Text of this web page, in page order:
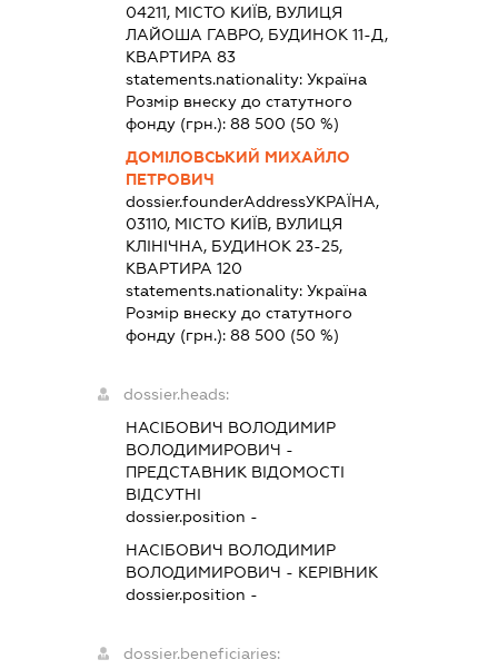
04211, МІСТО КИЇВ, ВУЛИЦЯ
ЛАЙОША ГАВРО, БУДИНОК 11-Д,
КВАРТИРА 83
statements.nationality:Україна
Розмір внеску до статутного
фонду (грн.):88 500 (50 %)
ДОМІЛОВСЬКИЙ МИХАЙЛО
ПЕТРОВИЧ
dossier.founderAddressУКРАЇНА,
03110, МІСТО КИЇВ, ВУЛИЦЯ
КЛІНІЧНА, БУДИНОК 23-25,
КВАРТИРА 120
statements.nationality:Україна
Розмір внеску до статутного
фонду (грн.):88 500 (50 %)
dossier.heads:
НАСІБОВИЧ ВОЛОДИМИР
ВОЛОДИМИРОВИЧ -
ПРЕДСТАВНИК ВІДОМОСТІ
ВІДСУТНІ
dossier.position -
НАСІБОВИЧ ВОЛОДИМИР
ВОЛОДИМИРОВИЧ - КЕРІВНИК
dossier.position -
dossier.beneficiaries: